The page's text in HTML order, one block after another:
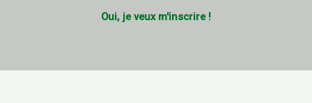
Oui, je veux m'inscrire !